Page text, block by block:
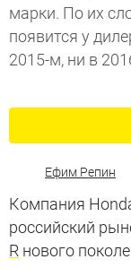
марки. По их
появится у
2015-м, ни в
Ефим Репин
Компания
российский
R нового